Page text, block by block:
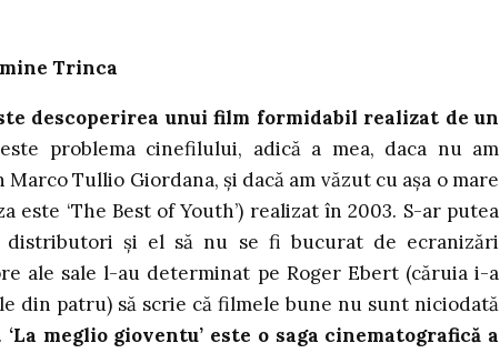
Trinca
descoperirea unui film formidabil realizat de un
problema cinefilului, adică a mea, daca nu am
Tullio Giordana, și dacă am văzut cu așa o mare
‘The Best of Youth’) realizat în 2003. S-ar putea
și el să nu se fi bucurat de ecranizări
ale sale l-au determinat pe Roger Ebert (căruia i-a
din patru) să scrie că filmele bune nu sunt niciodată
‘La meglio gioventu’ este o saga cinematografică a